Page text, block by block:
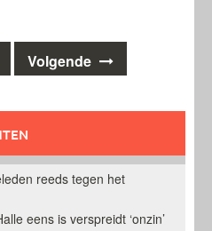
Volgende
reeds tegen het
eens is verspreidt ‘onzin’